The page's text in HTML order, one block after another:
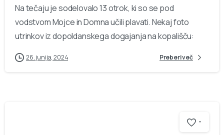
Na tečaju je sodelovalo 13 otrok, ki so se pod
vodstvom Mojce in Domna učili plavati. Nekaj foto
utrinkov iz dopoldanskega dogajanja na kopališču:
26. junija, 2024 Preberi več
-